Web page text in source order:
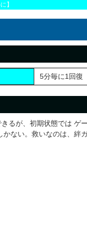
】
5分毎に1回復
るが、初期状態では ゲ
ない。救いなのは、絆